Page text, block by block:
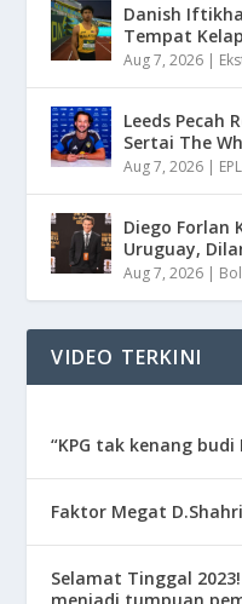
Danish
Tempat
Aug 7, 2026 |
Leeds Pecah
Sertai The
Aug 7, 2026 | EPL
Diego Forlan
Uruguay,
Aug 7, 2026 |
VIDEO TERKINI
“KPG tak kenang budi
Faktor Megat
Selamat Tinggal
menjadi tumpuan